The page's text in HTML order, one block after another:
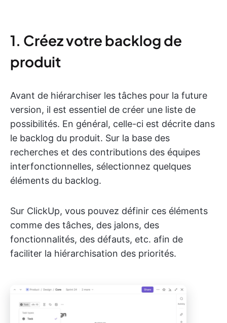
1. Créez votre backlog de
produit
Avant de hiérarchiser les tâches pour la future
version, il est essentiel de créer une liste de
possibilités. En général, celle-ci est décrite dans
le backlog du produit. Sur la base des
recherches et des contributions des équipes
interfonctionnelles, sélectionnez quelques
éléments du backlog.
Sur ClickUp, vous pouvez définir ces éléments
comme des tâches, des jalons, des
fonctionnalités, des défauts, etc. afin de
faciliter la hiérarchisation des priorités.